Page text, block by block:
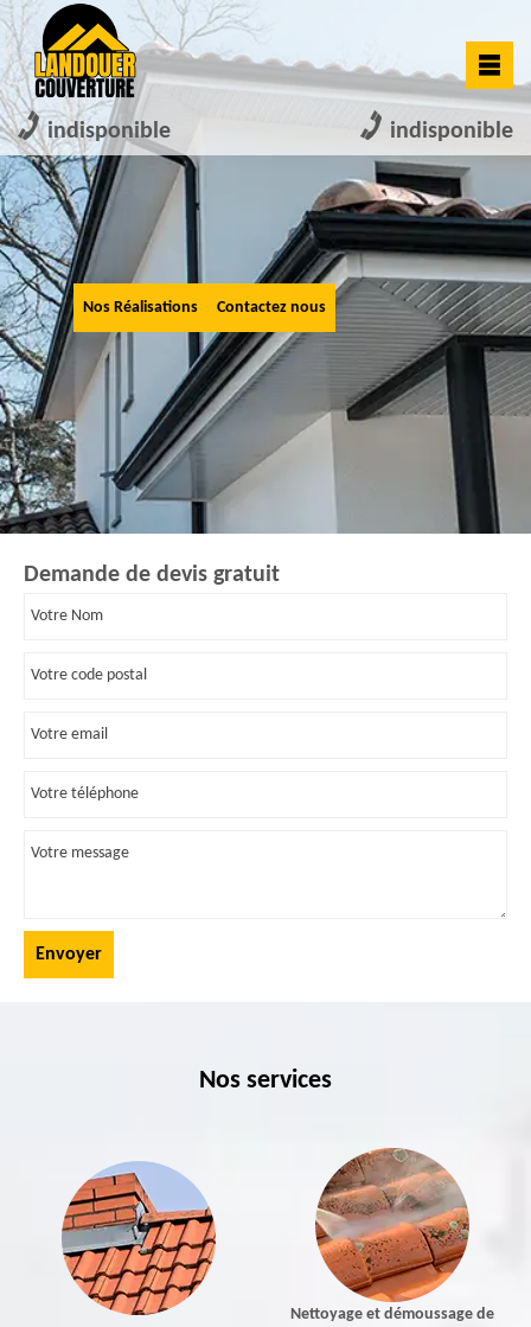
indisponible indisponible
Nos Réalisations Contactez nous
Demande de devis gratuit
Nos services
Nettoyage et démoussage de